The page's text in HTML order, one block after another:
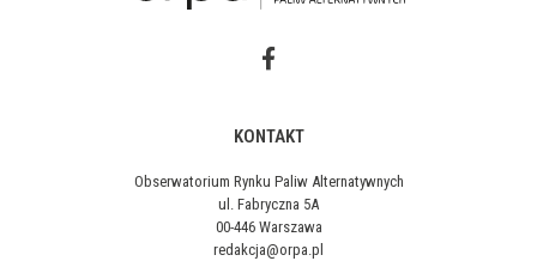
KONTAKT
Obserwatorium Rynku Paliw Alternatywnych
ul. Fabryczna 5A
00-446 Warszawa
redakcja@orpa.pl